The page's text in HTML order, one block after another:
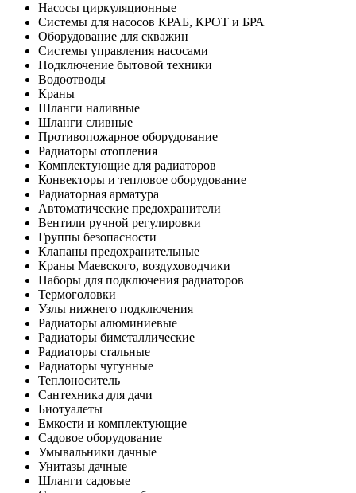
Насосы циркуляционные
Системы для насосов КРАБ, КРОТ и БРА
Оборудование для скважин
Системы управления насосами
Подключение бытовой техники
Водоотводы
Краны
Шланги наливные
Шланги сливные
Противопожарное оборудование
Радиаторы отопления
Комплектующие для радиаторов
Конвекторы и тепловое оборудование
Радиаторная арматура
Автоматические предохранители
Вентили ручной регулировки
Группы безопасности
Клапаны предохранительные
Краны Маевского, воздуховодчики
Наборы для подключения радиаторов
Термоголовки
Узлы нижнего подключения
Радиаторы алюминиевые
Радиаторы биметаллические
Радиаторы стальные
Радиаторы чугунные
Теплоноситель
Сантехника для дачи
Биотуалеты
Емкости и комплектующие
Садовое оборудование
Умывальники дачные
Унитазы дачные
Шланги садовые